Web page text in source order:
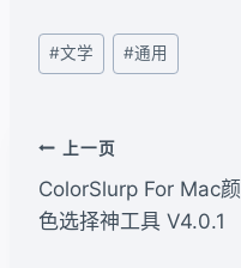
文
章
签：
#文学 #通用
文
章
导
上一页
ColorSlurp For Mac颜
色选择神工具 V4.0.1